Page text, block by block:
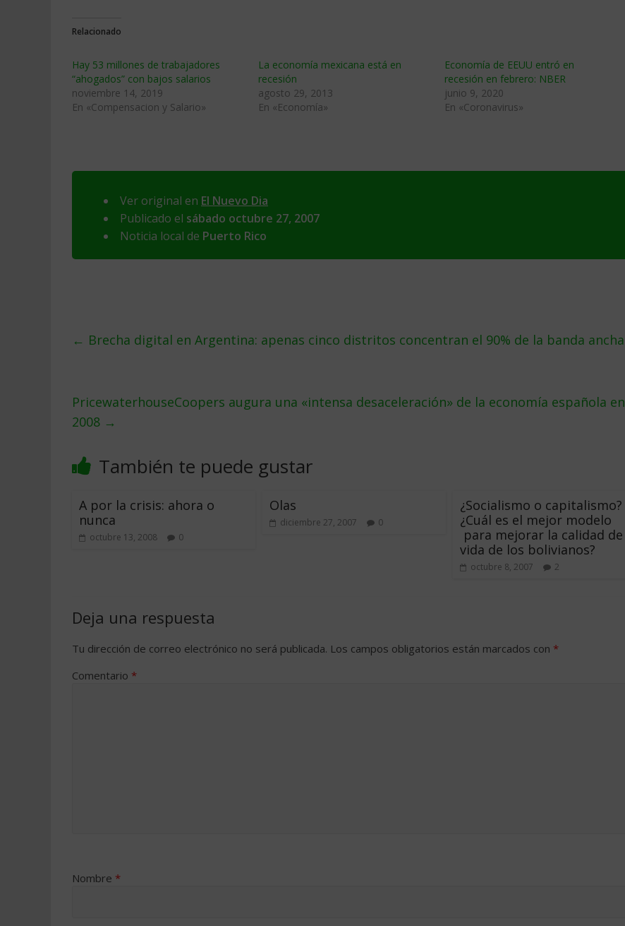
Relacionado
Hay 53 millones de trabajadores
“ahogados” con bajos salarios
noviembre 14, 2019
En «Compensacion y Salario»
La economía mexicana está en
recesión
agosto 29, 2013
En «Economía»
Economía de EEUU entró en
recesión en febrero: NBER
junio 9, 2020
En «Coronavirus»
Ver original en El Nuevo Dia
Publicado el sábado octubre 27, 2007
Noticia local de Puerto Rico
← Brecha digital en Argentina: apenas cinco distritos concentran el 90% de la banda ancha
PricewaterhouseCoopers augura una «intensa desaceleración» de la economí­a española en
2008 →
También te puede gustar
A por la crisis: ahora o
nunca
octubre 13, 2008 0
Olas
diciembre 27, 2007 0
¿Socialismo o capitalismo?
¿Cuál es el mejor modelo
para mejorar la calidad de
vida de los bolivianos?
octubre 8, 2007 2
Deja una respuesta
Tu dirección de correo electrónico no será publicada. Los campos obligatorios están marcados con *
Comentario *
Nombre *